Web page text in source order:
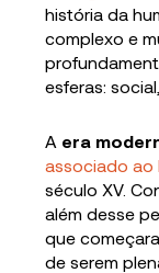
história da
complexo e
esferas:
A era
associado ao
século XV.
além desse
que
de serem